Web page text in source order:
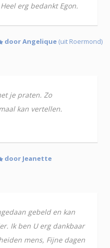
erg bedankt Egon.
door Angelique (uit Roermond)
je praten. Zo
kan vertellen.
door Jeanette
gebeld en kan
Ik ben U erg dankbaar
mens, Fijne dagen